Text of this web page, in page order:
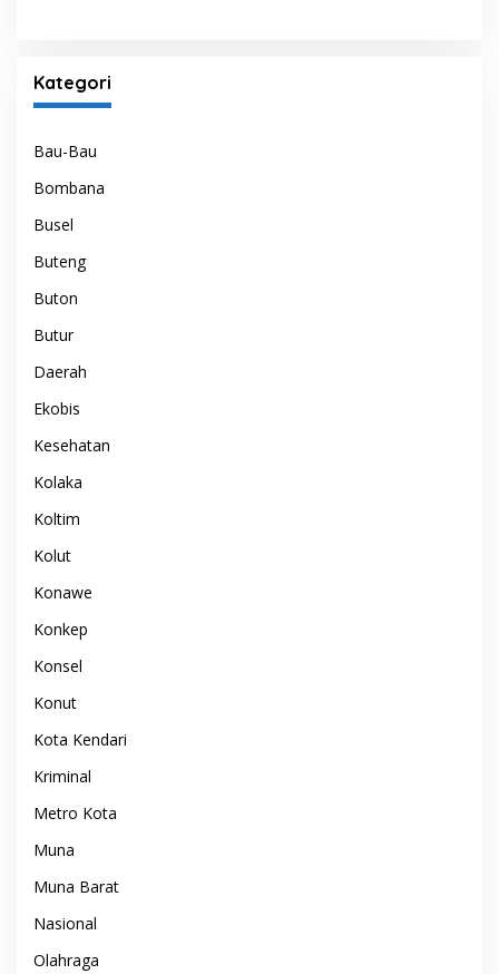
Kategori
Bau-Bau
Bombana
Busel
Buteng
Buton
Butur
Daerah
Ekobis
Kesehatan
Kolaka
Koltim
Kolut
Konawe
Konkep
Konsel
Konut
Kota Kendari
Kriminal
Metro Kota
Muna
Muna Barat
Nasional
Olahraga